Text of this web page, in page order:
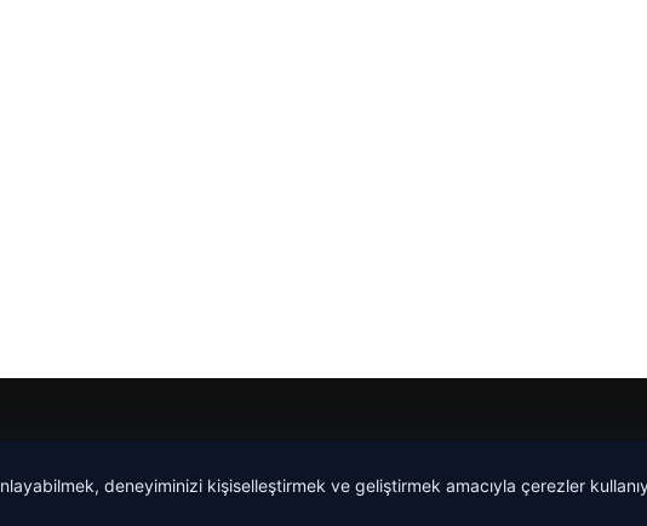
deneyiminizi kişiselleştirmek ve geliştirmek amacıyla çerezler